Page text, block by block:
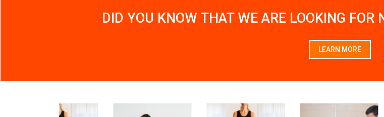
DID YOU KNOW THAT WE ARE LOOKING FOR
LEARN MORE